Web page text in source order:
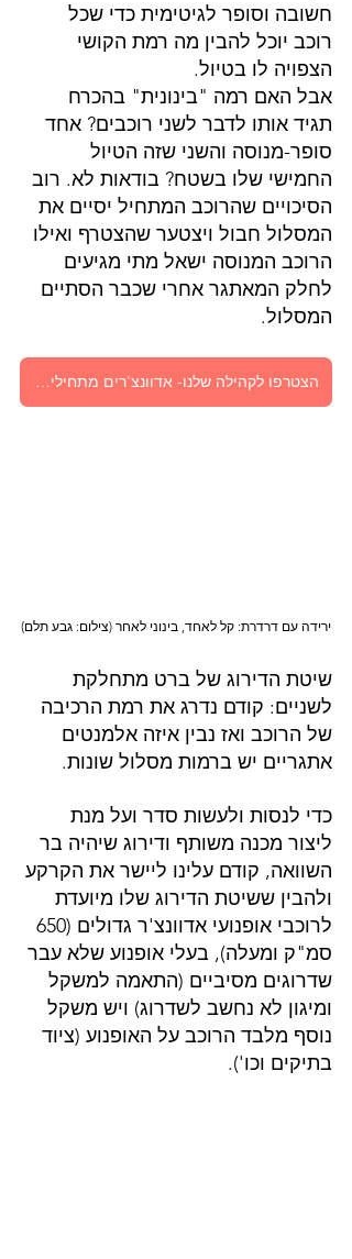
חשובה וסופר לגיטימית כדי שכל
רוכב יוכל להבין מה רמת הקושי
הצפויה לו בטיול.
אבל האם רמה "בינונית" בהכרח
תגיד אותו לדבר לשני רוכבים? אחד
סופר-מנוסה והשני שזה הטיול
החמישי שלו בשטח? בודאות לא. רוב
הסיכויים שהרוכב המתחיל יסיים את
המסלול חבול ויצטער שהצטרף ואילו
הרוכב המנוסה ישאל מתי מגיעים
לחלק המאתגר אחרי שכבר הסתיים
המסלול.
הצטרפו לקהילה שלנו- אדוונצ'רים מתחילים בשטח
ירידה עם דרדרת: קל לאחד, בינוני לאחר (צילום: גבע תלם)
שיטת הדירוג של ברט מתחלקת
לשניים: קודם נדרג את רמת הרכיבה
של הרוכב ואז נבין איזה אלמנטים
אתגריים יש ברמות מסלול שונות.
כדי לנסות ולעשות סדר ועל מנת
ליצור מכנה משותף ודירוג שיהיה בר
השוואה, קודם עלינו ליישר את הקרקע
ולהבין ששיטת הדירוג שלו מיועדת
סמ"ק ומעלה), בעלי אופנוע שלא עבר
שדרוגים מסיביים (התאמה למשקל
ומיגון לא נחשב לשדרוג) ויש משקל
נוסף מלבד הרוכב על האופנוע (ציוד
בתיקים וכו').